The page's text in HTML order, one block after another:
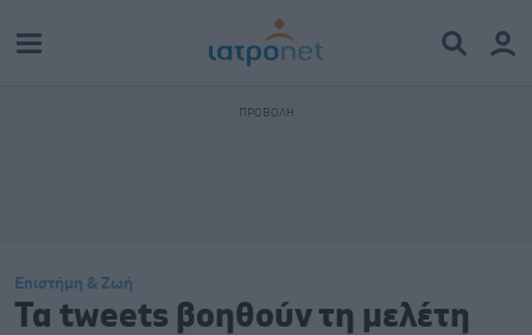
Επιστήμη & Ζωή
Τα tweets βοηθούν τη μελέτη